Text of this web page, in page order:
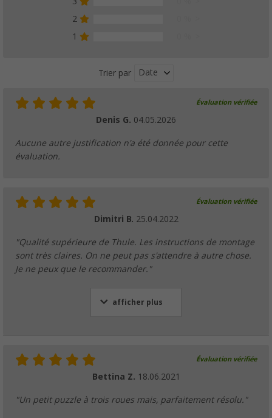
2
1
Trier par Date
Évaluation vérifiée
Denis G. 04.05.2026
Aucune autre justification n'a été donnée pour cette
évaluation.
Évaluation vérifiée
Dimitri B. 25.04.2022
"Qualité supérieure de Thule. Les instructions de montage
sont très claires. On ne peut pas s'attendre à autre chose.
Je ne peux que le recommander."
afficher plus
Évaluation vérifiée
Bettina Z. 18.06.2021
"Un petit puzzle à trois roues mais, parfaitement résolu."